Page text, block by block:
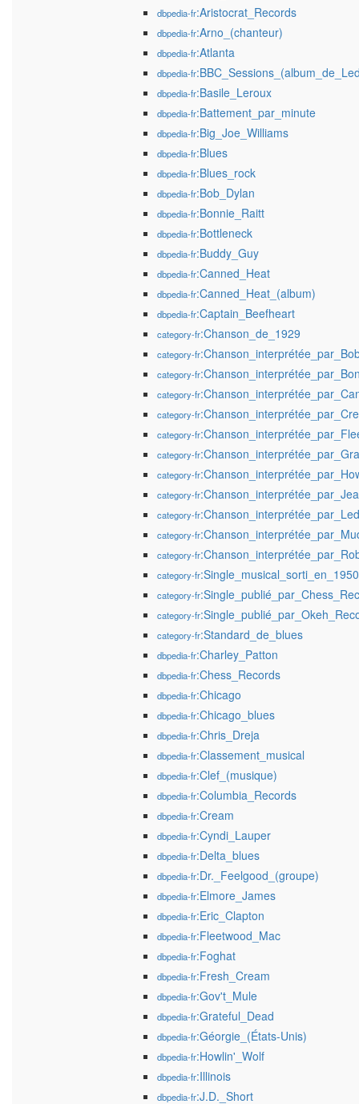
dbpedia-fr:Aristocrat_Records
dbpedia-fr:Arno_(chanteur)
dbpedia-fr:Atlanta
dbpedia-fr
dbpedia-fr:Basile_Leroux
dbpedia-fr:Battement_par_minute
dbpedia-fr:Big_Joe_Williams
dbpedia-fr:Blues
dbpedia-fr:Blues_rock
dbpedia-fr:Bob_Dylan
dbpedia-fr:Bonnie_Raitt
dbpedia-fr:Bottleneck
dbpedia-fr:Buddy_Guy
dbpedia-fr:Canned_Heat
dbpedia-fr:Canned_Heat_(album)
dbpedia-fr:Captain_Beefheart
category-fr:Chanson_de_1929
category-fr
category-fr
category-fr
category-fr
category-fr
category-fr
category-fr
category-fr
category-fr
category-fr
category-fr
category-fr:Single_musical_sorti_en_1950
category-fr
category-fr
category-fr:Standard_de_blues
dbpedia-fr:Charley_Patton
dbpedia-fr:Chess_Records
dbpedia-fr:Chicago
dbpedia-fr:Chicago_blues
dbpedia-fr:Chris_Dreja
dbpedia-fr:Classement_musical
dbpedia-fr:Clef_(musique)
dbpedia-fr:Columbia_Records
dbpedia-fr:Cream
dbpedia-fr:Cyndi_Lauper
dbpedia-fr:Delta_blues
dbpedia-fr:Dr._Feelgood_(groupe)
dbpedia-fr:Elmore_James
dbpedia-fr:Eric_Clapton
dbpedia-fr:Fleetwood_Mac
dbpedia-fr:Foghat
dbpedia-fr:Fresh_Cream
dbpedia-fr:Gov't_Mule
dbpedia-fr:Grateful_Dead
dbpedia-fr:Géorgie_(États-Unis)
dbpedia-fr:Howlin'_Wolf
dbpedia-fr:Illinois
dbpedia-fr:J.D._Short